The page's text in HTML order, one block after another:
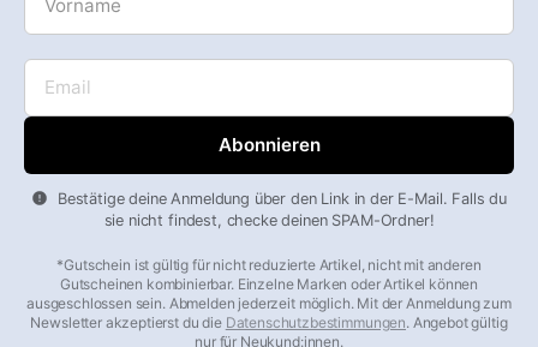
Email
Bestätige deine Anmeldung über den Link in der E-Mail. Falls du
sie nicht findest, checke deinen SPAM-Ordner!
*Gutschein ist gültig für nicht reduzierte Artikel, nicht mit anderen
Gutscheinen kombinierbar. Einzelne Marken oder Artikel können
ausgeschlossen sein. Abmelden jederzeit möglich. Mit der Anmeldung zum
Newsletter akzeptierst du die Datenschutzbestimmungen. Angebot gültig
nur für Neukund:innen.